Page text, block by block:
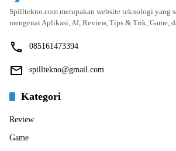
Spilltekno.com merupakan website teknologi yang
mengenai Aplikasi, AI, Review, Tips & Trik, Game,
085161473394
spilltekno@gmail.com
Kategori
Review
Game